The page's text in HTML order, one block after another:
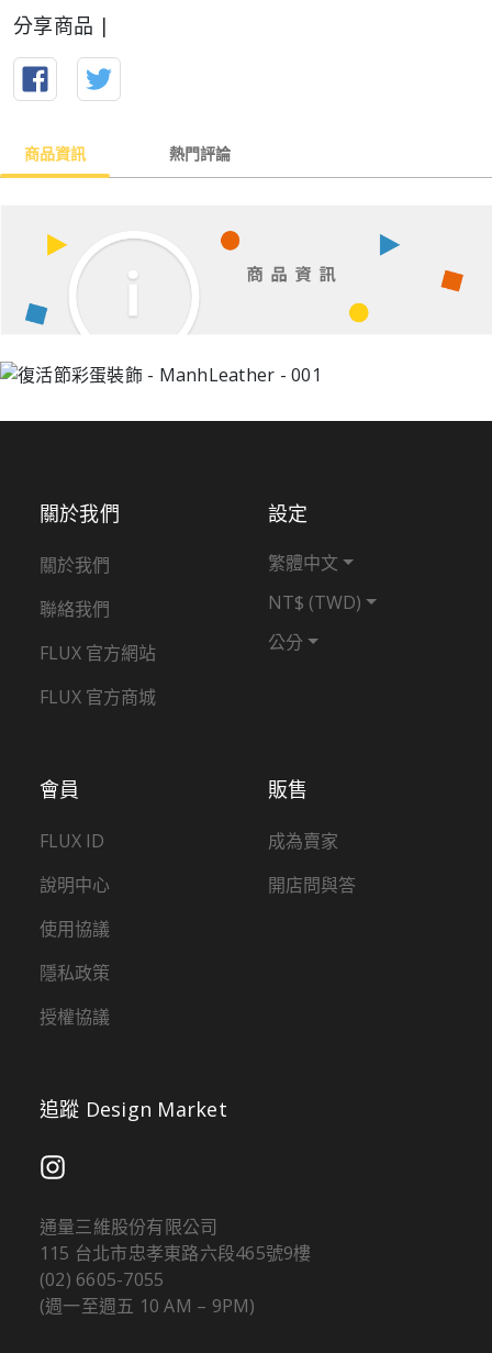
分享商品 |
商品資訊 熱門評論
販售
成為賣家
開店問與答
會員
FLUX ID
說明中心
使用協議
隱私政策
授權協議
關於我們
關於我們
聯絡我們
FLUX 官方網站
FLUX 官方商城
設定
繁體中文
NT$ (TWD)
公分
追蹤 Design Market
通量三維股份有限公司
115 台北市忠孝東路六段465號9樓
(02) 6605-7055
(週一至週五 10 AM – 9PM)